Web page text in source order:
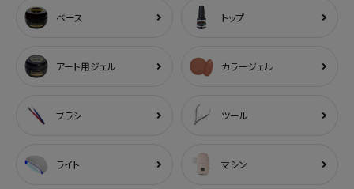
ベース トップ
アート用ジェル カラージェル
ブラシ ツール
ライト マシン